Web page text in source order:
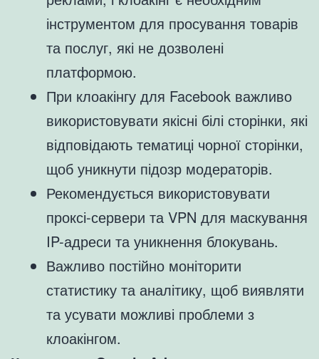
інструментом для просування товарів
та послуг, які не дозволені
платформою.
При клоакінгу для Facebook важливо
використовувати якісні білі сторінки, які
відповідають тематиці чорної сторінки,
щоб уникнути підозр модераторів.
Рекомендується використовувати
проксі-сервери та VPN для маскування
IP-адреси та уникнення блокувань.
Важливо постійно моніторити
статистику та аналітику, щоб виявляти
та усувати можливі проблеми з
клоакінгом.